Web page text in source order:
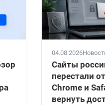
04.08.2026
Сайты
перестали
Chrome и
вернуть